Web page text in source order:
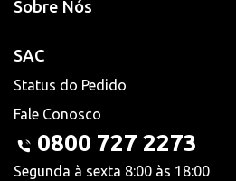
Sobre Nós
SAC
Status do Pedido
Fale Conosco
0800 727 2273
Segunda à sexta 8:00 às 18:00